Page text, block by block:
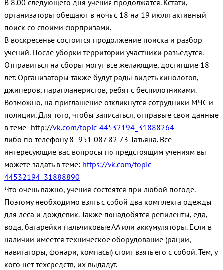
В 8.00 следующего дня учения продолжатся. Кстати,
организаторы обещают в ночь с 18 на 19 июля активный
поиск со своими сюрпризами.
В воскресенье состоится продолжение поиска и разбор
учений. После уборки территории участники разъедутся.
Отправиться на сборы могут все желающие, достигшие 18
лет. Организаторы также будут рады видеть кинологов,
джиперов, парапланеристов, ребят с беспилотниками.
Возможно, на приглашение откликнутся сотрудники МЧС и
полиции. Для того, чтобы записаться, отправьте свои данные
в теме -http://vk.com/topic-44532194_31888264
либо по телефону 8- 951 087 82 73 Татьяна. Все
интересующие вас вопросы по предстоящим учениям вы
можете задать в теме: https://vk.com/topic-
44532194_31888890
Что очень важно, учения состоятся при любой погоде.
Поэтому необходимо взять с собой два комплекта одежды
для леса и дождевик. Также понадобятся репиленты, еда,
вода, батарейки пальчиковые АА или аккумуляторы. Если в
наличии имеется техническое оборудование (рации,
навигаторы, фонари, компасы) стоит взять его с собой. Тем, у
кого нет техсредств, их выдадут.